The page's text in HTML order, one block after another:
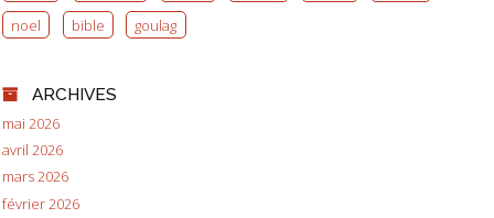
noel
bible goulag
ARCHIVES
mai 2026
avril 2026
mars 2026
février 2026